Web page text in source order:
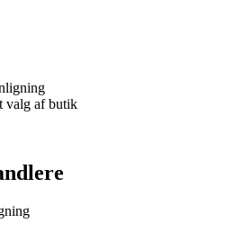
valg af butik